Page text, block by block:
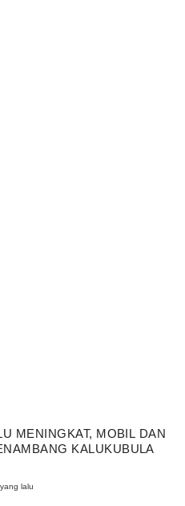
MENINGKAT, MOBIL DAN
KALUKUBULA
lalu